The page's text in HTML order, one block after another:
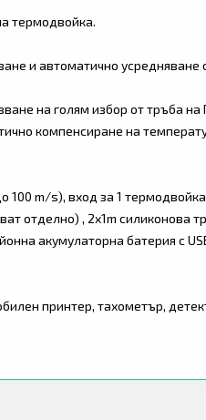
термодвойка.
и автоматично усредняване
на голям избор от тръба
компенсиране на
100 m/s), вход за 1
отделно) , 2x1m силиконова
акумулаторна батерия с
принтер, тахометър,